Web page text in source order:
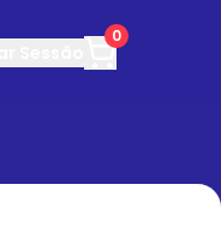
0